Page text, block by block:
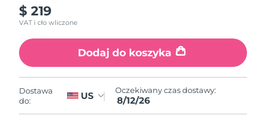
$ 219
VAT i cło wliczone
Dodaj do koszyka
Dostawa
do:
US Oczekiwany czas dostawy:
8/12/26